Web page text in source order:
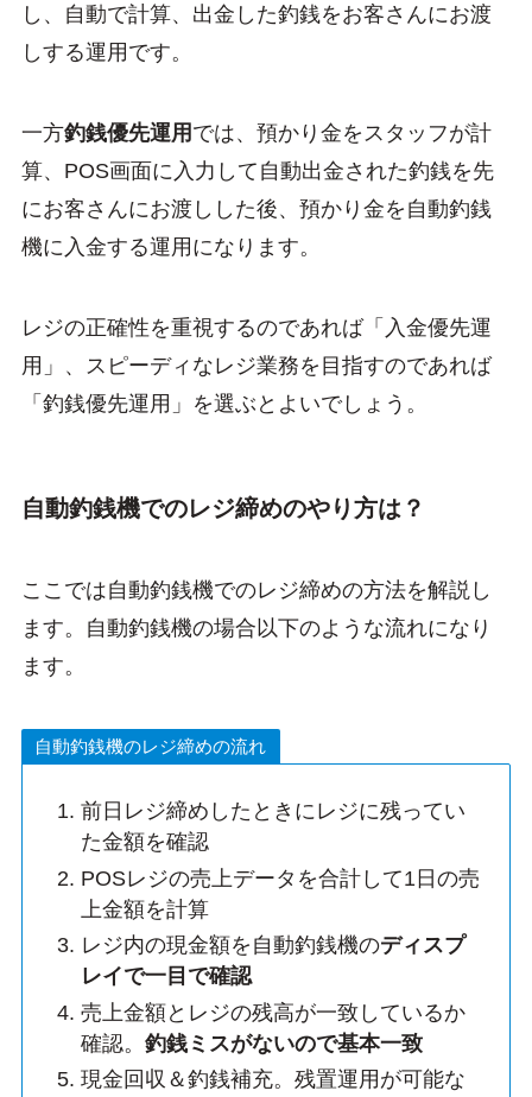
し、自動で計算、出金した釣銭をお客さんにお渡
しする運用です。
一方釣銭優先運用 では、預かり金をスタッフが計
算、POS画面に入力して自動出金された釣銭を先
にお客さんにお渡しした後、預かり金を自動釣銭
機に入金する運用になります。
レジの正確性を重視するのであれば「入金優先運
用」、スピーディなレジ業務を目指すのであれば
「釣銭優先運用」を選ぶとよいでしょう。
自動釣銭機でのレジ締めのやり方は？
ここでは自動釣銭機でのレジ締めの方法を解説し
ます。自動釣銭機の場合以下のような流れになり
ます。
自動釣銭機のレジ締めの流れ
前日レジ締めしたときにレジに残ってい
た金額を確認
POSレジの売上データを合計して1日の売
上金額を計算
レジ内の現金額を自動釣銭機のディスプ
レイで一目で確認
売上金額とレジの残高が一致しているか
確認。釣銭ミスがないので基本一致
現金回収＆釣銭補充。残置運用が可能な